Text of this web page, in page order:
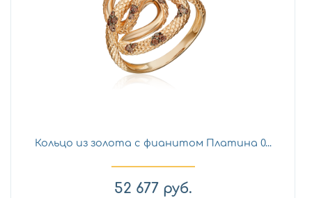
Кольцо из золота с фианитом Платина 0...
52 677 руб.